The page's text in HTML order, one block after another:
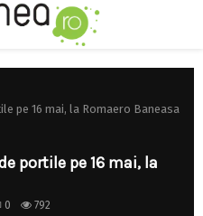
pe 16 mai, la Romaero Baneasa
portile pe 16 mai, la
0 792